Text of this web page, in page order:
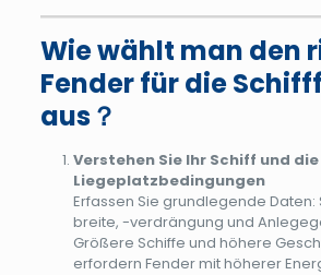
Wie wählt man den
Fender für die
aus？
Verstehen Sie Ihr Schiff und die
Liegeplatzbedingungen
Erfassen Sie grundlegende Daten:
breite, -verdrängung und
Größere Schiffe und höhere
erfordern Fender mit höherer